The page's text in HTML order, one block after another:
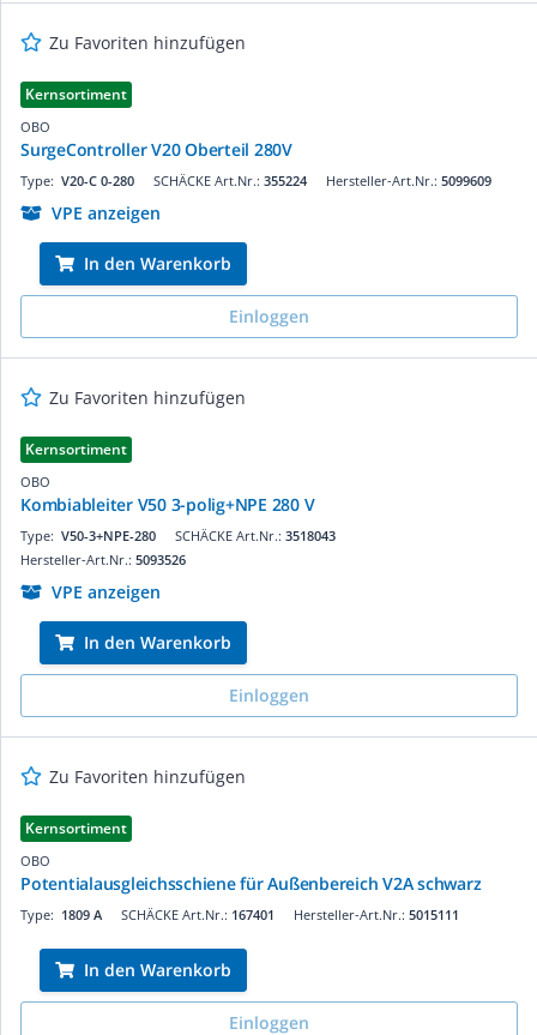
Zu Favoriten hinzufügen
Kernsortiment
OBO
SurgeController V20 Oberteil 280V
SCHÄCKE Art.Nr.: 355224
Type: V20-C 0-280 Hersteller-Art.Nr.: 5099609
VPE anzeigen
In den Warenkorb
Einloggen
Zu Favoriten hinzufügen
Kernsortiment
OBO
Kombiableiter V50 3-polig+NPE 280 V
SCHÄCKE Art.Nr.: 3518043
Type: V50-3+NPE-280
Hersteller-Art.Nr.: 5093526
VPE anzeigen
In den Warenkorb
Einloggen
Zu Favoriten hinzufügen
Kernsortiment
OBO
Potentialausgleichsschiene für Außenbereich V2A schwarz
SCHÄCKE Art.Nr.: 167401
Type: 1809 A Hersteller-Art.Nr.: 5015111
In den Warenkorb
Einloggen